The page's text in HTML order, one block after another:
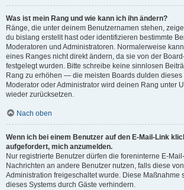
Was ist mein Rang und wie kann ich ihn ändern?
Ränge, die unter deinem Benutzernamen stehen,
du bislang erstellt hast oder identifizieren bestimmte
Moderatoren und Administratoren. Normalerweise
eines Ranges nicht direkt ändern, da sie von der
festgelegt wurden. Bitte schreibe keine sinnlosen
Rang zu erhöhen — die meisten Boards dulden dieses
Moderator oder Administrator wird deinen Rang unter
wieder zurücksetzen.
Nach oben
Wenn ich bei einem Benutzer auf den E-Mail-Link
aufgefordert, mich anzumelden.
Nur registrierte Benutzer dürfen die foreninterne E-
Nachrichten an andere Benutzer nutzen, falls diese
Administration freigeschaltet wurde. Diese Maßnahme
dieses Systems durch Gäste verhindern.